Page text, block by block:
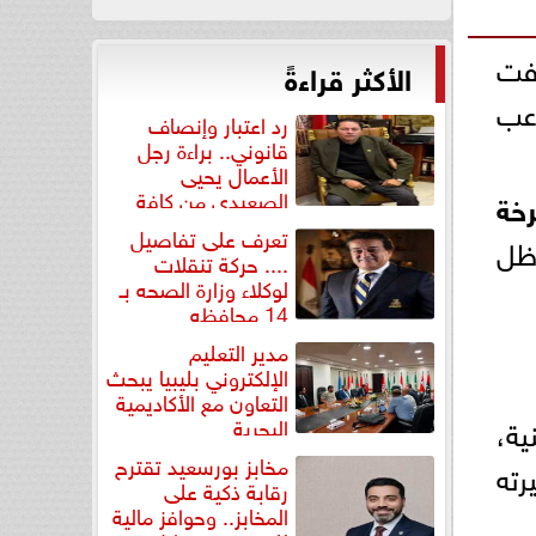
الأكثر قراءةً
رد اعتبار وإنصاف
قانوني.. براءة رجل
الأعمال يحيى
الصعيدي من كافة
التهم... تعرف على تفاصيل
.... حركة تنقلات
لوكلاء وزارة الصحه بـ
14 محافظه
مدير التعليم
الإلكتروني بليبيا يبحث
التعاون مع الأكاديمية
البحرية
مخابز بورسعيد تقترح
رقابة ذكية على
المخابز.. وحوافز مالية